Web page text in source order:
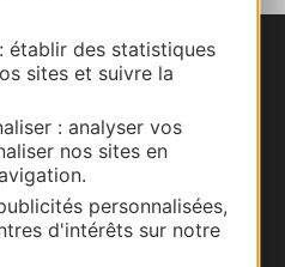
établir des statistiques
sites et suivre la
: analyser vos
nos sites en
personnalisées,
d'intérêts sur notre